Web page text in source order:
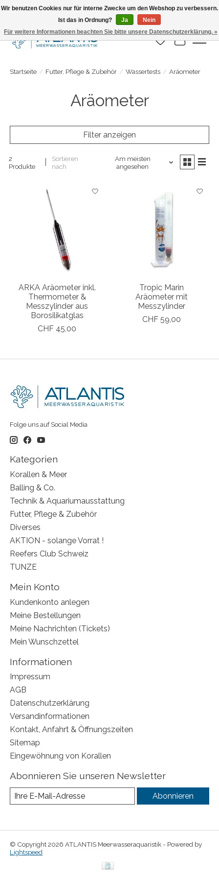
Täglicher Versand. Bestelle bis 15.00 Uhr
Wunschzettel
Ihr
Startseite / Futter, Pflege & Zubehör / Wassertests / Aräometer
Aräometer
Filter anzeigen
2
Produkte
Sortieren
nach
Am meisten
angesehen
ARKA Aräometer inkl.
Thermometer &
Messzylinder aus
Borosilikatglas
CHF 45,00
Tropic Marin
Aräometer mit
Messzylinder
CHF 59,00
Folge uns auf Social Media
Kategorien
Korallen & Meer
Balling & Co.
Technik & Aquariumausstattung
Futter, Pflege & Zubehör
Diverses
AKTION - solange Vorrat !
Reefers Club Schweiz
TUNZE
Mein Konto
Kundenkonto anlegen
Meine Bestellungen
Meine Nachrichten (Tickets)
Mein Wunschzettel
Informationen
Impressum
AGB
Datenschutzerklärung
Versandinformationen
Kontakt, Anfahrt & Öffnungszeiten
Sitemap
Eingewöhnung von Korallen
Abonnieren Sie unseren Newsletter
Abonnieren
© Copyright 2026 ATLANTIS Meerwasseraquaristik - Powered by
Lightspeed
Wir benutzen Cookies nur für interne Zwecke um den Webshop zu verbessern.
Ist das in Ordnung?
Ja
Nein
Für weitere Informationen beachten Sie bitte unsere Datenschutzerklärung. »